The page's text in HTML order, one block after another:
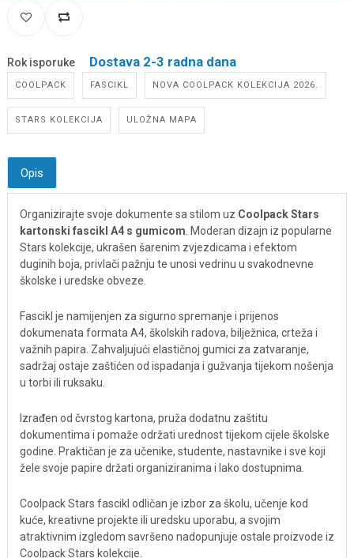
Rok isporuke Dostava 2-3 radna dana
COOLPACK FASCIKL NOVA COOLPACK KOLEKCIJA 2026.
STARS KOLEKCIJA ULOŽNA MAPA
Opis
Organizirajte svoje dokumente sa stilom uz Coolpack Stars
kartonski fascikl A4 s gumicom. Moderan dizajn iz popularne
Stars kolekcije, ukrašen šarenim zvjezdicama i efektom
duginih boja, privlači pažnju te unosi vedrinu u svakodnevne
školske i uredske obveze.
Fascikl je namijenjen za sigurno spremanje i prijenos
dokumenata formata A4, školskih radova, bilježnica, crteža i
važnih papira. Zahvaljujući elastičnoj gumici za zatvaranje,
sadržaj ostaje zaštićen od ispadanja i gužvanja tijekom nošenja
u torbi ili ruksaku.
Izrađen od čvrstog kartona, pruža dodatnu zaštitu
dokumentima i pomaže održati urednost tijekom cijele školske
godine. Praktičan je za učenike, studente, nastavnike i sve koji
žele svoje papire držati organiziranima i lako dostupnima.
Coolpack Stars fascikl odličan je izbor za školu, učenje kod
kuće, kreativne projekte ili uredsku uporabu, a svojim
atraktivnim izgledom savršeno nadopunjuje ostale proizvode iz
Coolpack Stars kolekcije.